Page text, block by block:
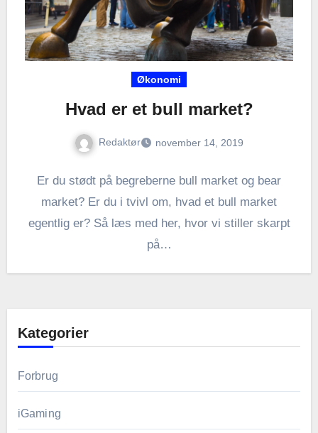
Økonomi
Hvad er et bull market?
Redaktør november 14, 2019
Er du stødt på begreberne bull market og bear
market? Er du i tvivl om, hvad et bull market
egentlig er? Så læs med her, hvor vi stiller skarpt
på…
Kategorier
Forbrug
iGaming